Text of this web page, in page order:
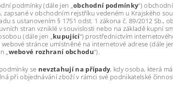
podmínky (dále jen „ obchodní podmínky“)
zapsané v obchodním rejstříku vedeném u Krajského
s ustanovením § 1751 odst. 1 zákona č. 89/2012 Sb.,
stran vzniklé v souvislosti nebo na základě kupní
(dále jen „ kupující“) prostřednictvím
stránce umístněné na internetové adrese (dále
webové rozhraní obchodu“).
se nevztahují na případy, kdy osoba, která
při objednávání zboží v rámci své podnikatelské